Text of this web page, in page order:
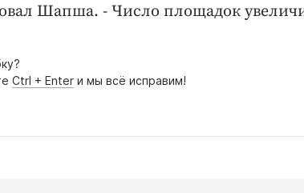
Шапша. - Число площадок
Ctrl + Enter и мы всё исправим!